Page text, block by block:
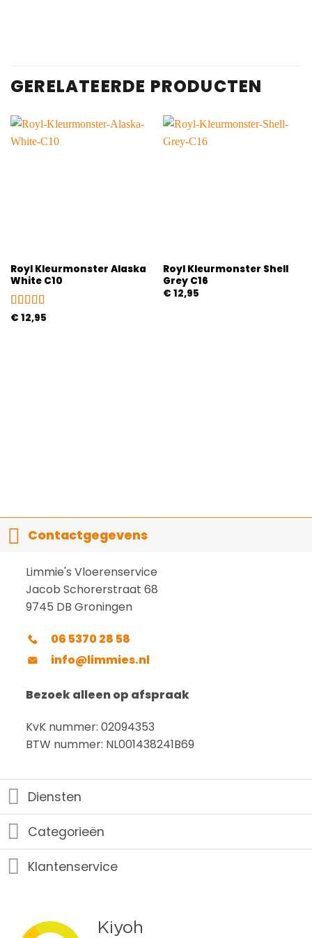
GERELATEERDE PRODUCTEN
Royl Kleurmonster Alaska
White C10
Gewaardeerd
€ 12,95
Royl Kleurmonster Shell
Grey C16
€ 12,95
Contactgegevens
Limmie's Vloerenservice
Jacob Schorerstraat 68
9745 DB Groningen
06 5370 28 58
info@limmies.nl
Bezoek alleen op afspraak
KvK nummer: 02094353
BTW nummer: NL001438241B69
Diensten
Categorieën
Klantenservice